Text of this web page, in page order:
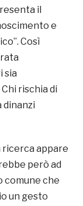
il
e
Così
sia
rischia di
dinanzi
ricerca appare
però ad
comune che
un gesto